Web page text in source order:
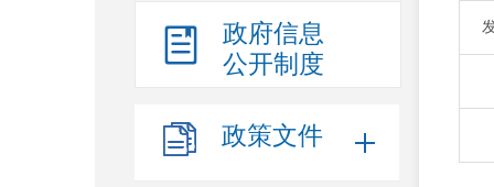
政府信息
公开制度
政策文件